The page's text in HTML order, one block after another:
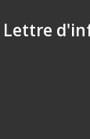
Lettre